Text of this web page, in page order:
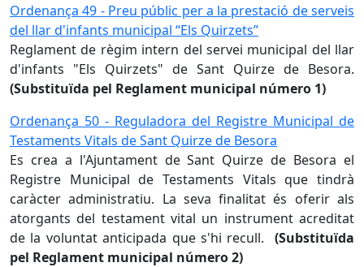
Ordenança 49 - Preu públic per a la prestació de serveis
del llar d'infants municipal “Els Quirzets”
Reglament de règim intern del servei municipal del llar
d'infants "Els Quirzets" de Sant Quirze de Besora.
(Substituïda pel Reglament municipal número 1)
Ordenança 50 - Reguladora del Registre Municipal de
Testaments Vitals de Sant Quirze de Besora
Es crea a l'Ajuntament de Sant Quirze de Besora el
Registre Municipal de Testaments Vitals que tindrà
caràcter administratiu. La seva finalitat és oferir als
atorgants del testament vital un instrument acreditat
de la voluntat anticipada que s'hi recull. (Substituïda
pel Reglament municipal número 2)